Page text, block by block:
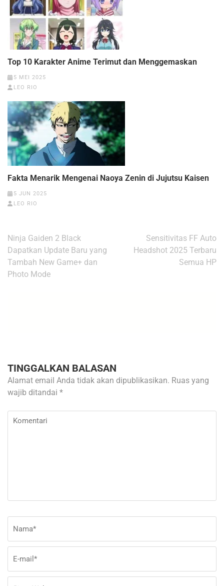
Top 10 Karakter Anime Terimut dan Menggemaskan
5 MEI 2025
LEO RIO
Fakta Menarik Mengenai Naoya Zenin di Jujutsu Kaisen
5 JUN 2025
LEO RIO
Navigasi
pos
Ninja Gaiden 2 Black
Dapatkan Update Baru yang
Tambah New Game+ dan
Photo Mode
Sensitivitas FF Auto
Headshot 2025 Terbaru
Semua HP
TINGGALKAN BALASAN
Alamat email Anda tidak akan dipublikasikan. Ruas yang
wajib ditandai *
Komentari